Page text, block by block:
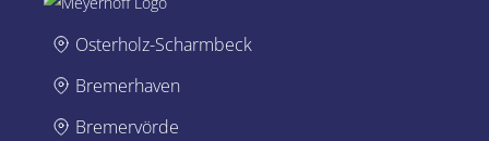
Osterholz-Scharmbeck
Bremerhaven
Bremervörde